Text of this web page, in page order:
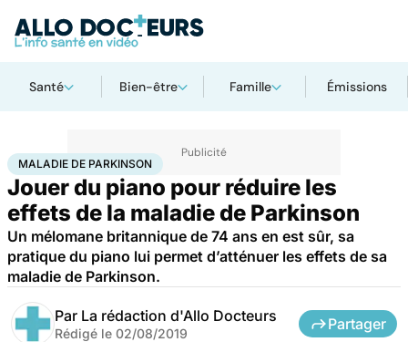
Santé Bien-être Famille Émissions
AccueilSantéMaladie de Parkinson
MALADIE DE PARKINSON
Jouer du piano pour réduire les
effets de la maladie de Parkinson
Un mélomane britannique de 74 ans en est sûr, sa
pratique du piano lui permet d’atténuer les effets de sa
maladie de Parkinson.
Par La rédaction d'Allo Docteurs
Rédigé le 02/08/2019
Partager